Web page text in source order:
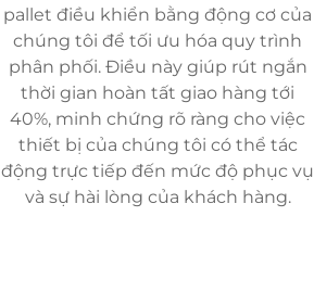
pallet điều khiển bằng động cơ của
chúng tôi để tối ưu hóa quy trình
phân phối. Điều này giúp rút ngắn
thời gian hoàn tất giao hàng tới
40%, minh chứng rõ ràng cho việc
thiết bị của chúng tôi có thể tác
động trực tiếp đến mức độ phục vụ
và sự hài lòng của khách hàng.